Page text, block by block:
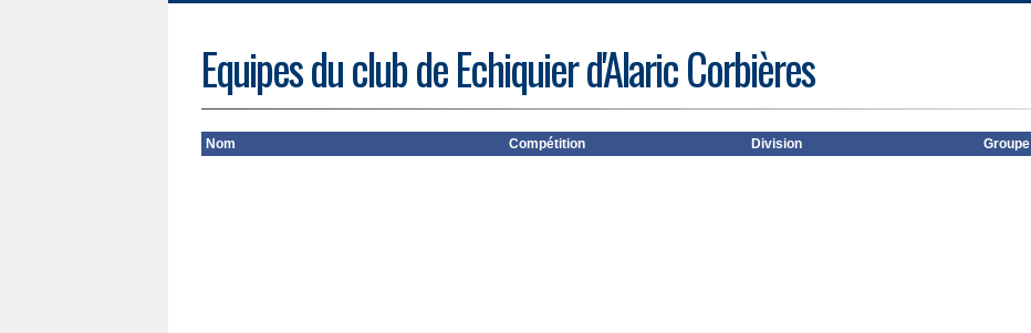
Equipes du club de Echiquier d'Alaric Corbières
Nom Compétition Division Groupe